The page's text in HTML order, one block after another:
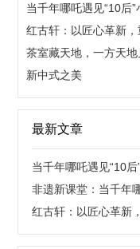
当千年哪吒遇见“10后”
红古轩：以匠心革新
方生活美学
茶室藏天地，一方天地
新中式之美
最新文章
当千年哪吒遇见“10后
非遗新课堂：当千年
红古轩：以匠心革新